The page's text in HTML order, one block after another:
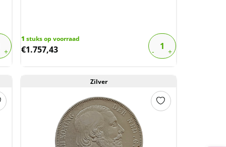
1 stuks op voorraad
€1.757,43
Zilver